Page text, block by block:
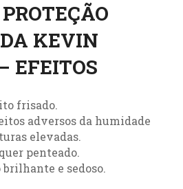
KEVIN
EFEITOS
frisado.
adversos da humidade
elevadas.
penteado.
brilhante e sedoso.